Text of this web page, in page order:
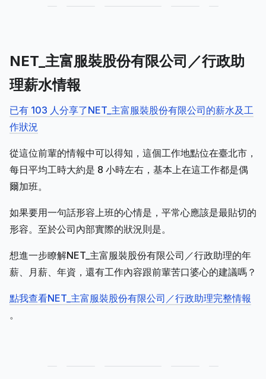
NET_主富服裝股份有限公司／行政助
理薪水情報
已有 103 人分享了NET_主富服裝股份有限公司的薪水及工
作狀況
從這位前輩的情報中可以得知，這個工作地點位在臺北市，
每日平均工時大約是 8 小時左右，基本上在這工作都是偶
爾加班。
如果要用一句話形容上班的心情是，平常心應該是最貼切的
形容。至於公司內部實際的狀況則是。
想進一步瞭解NET_主富服裝股份有限公司／行政助理的年
薪、月薪、年資，還有工作內容跟前輩苦口婆心的建議嗎？
點我查看NET_主富服裝股份有限公司／行政助理完整情報
。